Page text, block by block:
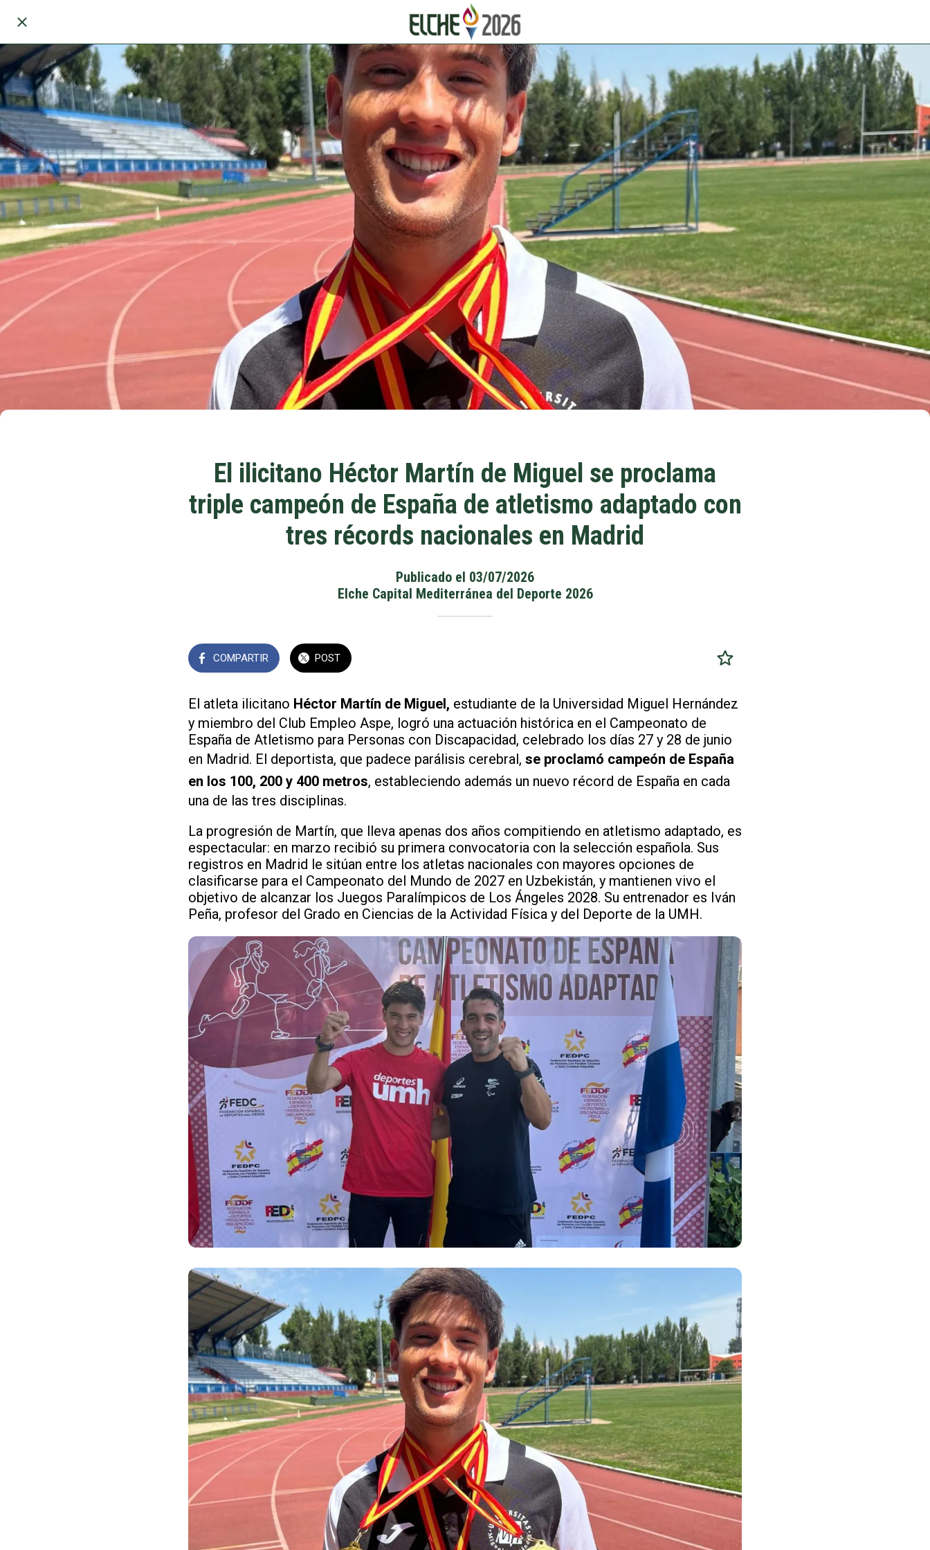
El ilicitano Héctor Martín de Miguel se proclama
triple campeón de España de atletismo adaptado con
tres récords nacionales en Madrid
Publicado el 03/07/2026
Elche Capital Mediterránea del Deporte 2026
COMPARTIR POST
El atleta ilicitano Héctor Martín de Miguel, estudiante de la Universidad Miguel Hernández
y miembro del Club Empleo Aspe, logró una actuación histórica en el Campeonato de
España de Atletismo para Personas con Discapacidad, celebrado los días 27 y 28 de junio
en Madrid. El deportista, que padece parálisis cerebral, se proclamó campeón de España
en los 100, 200 y 400 metros, estableciendo además un nuevo récord de España en cada
una de las tres disciplinas.
La progresión de Martín, que lleva apenas dos años compitiendo en atletismo adaptado, es
espectacular: en marzo recibió su primera convocatoria con la selección española. Sus
registros en Madrid le sitúan entre los atletas nacionales con mayores opciones de
clasificarse para el Campeonato del Mundo de 2027 en Uzbekistán, y mantienen vivo el
objetivo de alcanzar los Juegos Paralímpicos de Los Ángeles 2028. Su entrenador es Iván
Peña, profesor del Grado en Ciencias de la Actividad Física y del Deporte de la UMH.